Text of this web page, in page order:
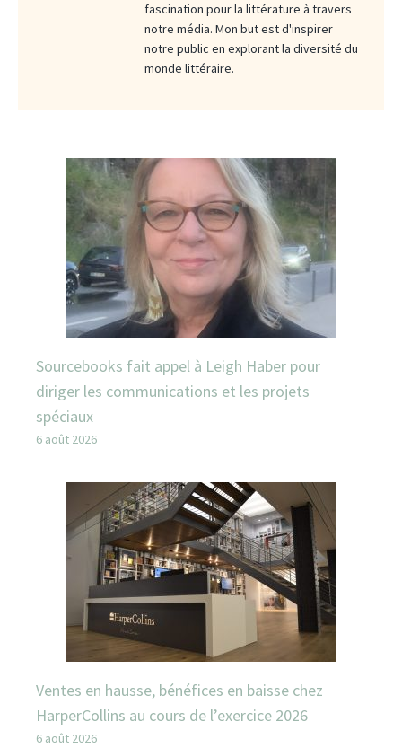
fascination pour la littérature à travers
notre média. Mon but est d'inspirer
notre public en explorant la diversité du
monde littéraire.
Sourcebooks fait appel à Leigh Haber pour
diriger les communications et les projets
spéciaux
6 août 2026
Ventes en hausse, bénéfices en baisse chez
HarperCollins au cours de l’exercice 2026
6 août 2026